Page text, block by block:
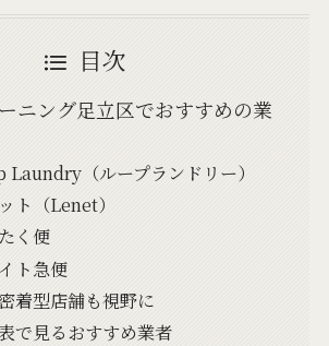
目次
ニング足立区でおすすめの業
Laundry（ループランドリー）
ト（Lenet）
く便
ト急便
着型店舗も視野に
で見るおすすめ業者